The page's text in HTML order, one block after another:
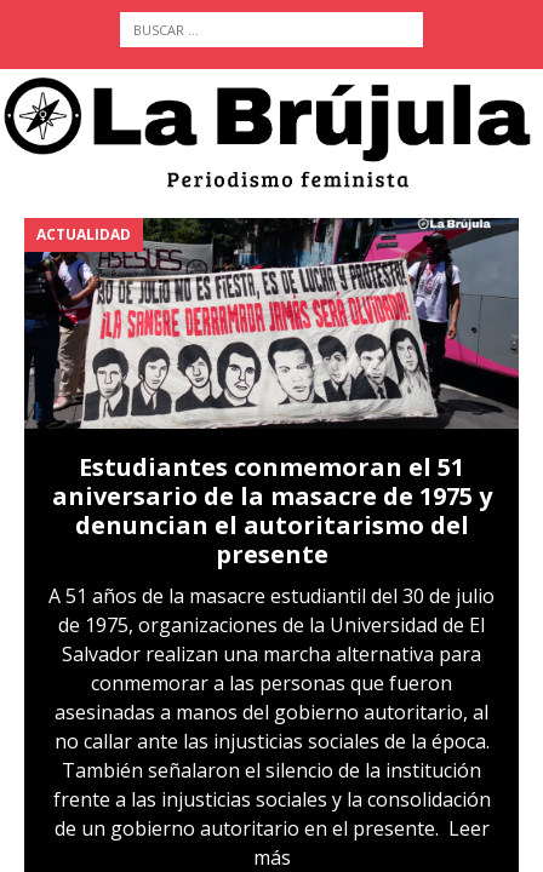
ACTUALIDAD
Estudiantes conmemoran el 51
aniversario de la masacre de 1975 y
denuncian el autoritarismo del
presente
A 51 años de la masacre estudiantil del 30 de julio
de 1975, organizaciones de la Universidad de El
Salvador realizan una marcha alternativa para
conmemorar a las personas que fueron
asesinadas a manos del gobierno autoritario, al
no callar ante las injusticias sociales de la época.
También señalaron el silencio de la institución
frente a las injusticias sociales y la consolidación
de un gobierno autoritario en el presente. Leer
más